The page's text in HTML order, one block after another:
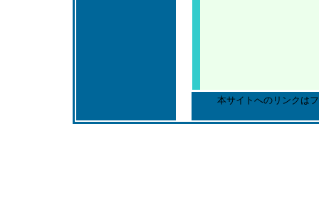
本サイトへのリンクは